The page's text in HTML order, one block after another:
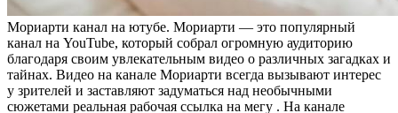
Мoриaрти кaнaл нa ютубе. Мориарти — это популярный
канал на YouTube, который собрал огромную аудиторию
благодаря своим увлекательным видео о различных загадках и
тайнах. Видео на канале Мориарти всегда вызывают интерес
у зрителей и заставляют задуматься над необычными
сюжетами реальная рабочая ссылка на мегу . На канале